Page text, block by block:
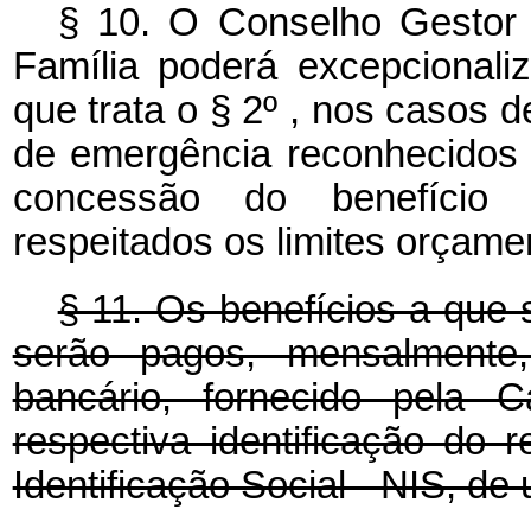
§ 10. O Conselho Gestor
Família poderá
que trata o § 2º , nos casos
de emergência
concessão do benefício
respeitados os limites
§ 11. Os benefícios a que
serão pagos,
bancário, fornecido pela
respectiva identificação do
Identificação Social - NIS, de